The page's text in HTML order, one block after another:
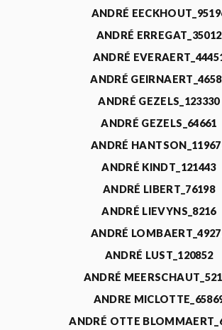
ANDRÉ
ANDRÉ ERREGAT_35012
ANDRÉ
ANDRÉ
ANDRÉ GEZELS_123330
ANDRÉ GEZELS_64661
ANDRÉ
ANDRÉ KINDT_121443
ANDRÉ LIBERT_76198
ANDRÉ LIEVYNS_8216
ANDRÉ
ANDRÉ LUST_120852
ANDRÉ
ANDRE
ANDRÉ OTTE